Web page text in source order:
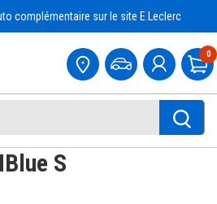
complémentaire sur le site E.Leclerc
0
S